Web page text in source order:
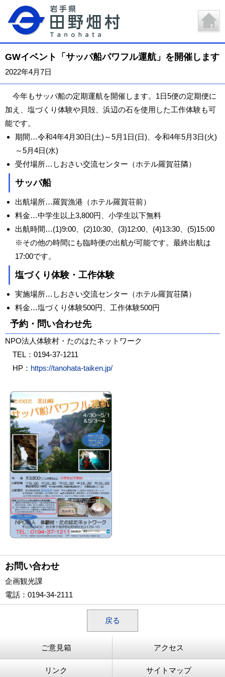
GWイベント「サッパ船パワフル運航」を開催します
2022年4月7日
今年もサッパ船の定期運航を開催します。1日5便の定期便に
加え、塩づくり体験や貝殻、浜辺の石を使用した工作体験も可
能です。
期間…令和4年4月30日(土)～5月1日(日)、令和4年5月3日(火)
～5月4日(水)
受付場所…しおさい交流センター（ホテル羅賀荘隣）
サッパ船
出航場所…羅賀漁港（ホテル羅賀荘前）
料金…中学生以上3,800円、小学生以下無料
出航時間…(1)9:00、(2)10:30、(3)12:00、(4)13:30、(5)15:00
※その他の時間にも臨時便の出航が可能です。最終出航は
17:00です。
塩づくり体験・工作体験
実施場所…しおさい交流センター（ホテル羅賀荘隣）
料金…塩づくり体験500円、工作体験500円
予約・問い合わせ先
NPO法人体験村・たのはたネットワーク
TEL：0194-37-1211
HP： https://tanohata-taiken.jp/
お問い合わせ
企画観光課
電話 ：0194-34-2111
戻る
ご意見箱 アクセス
リンク サイトマップ